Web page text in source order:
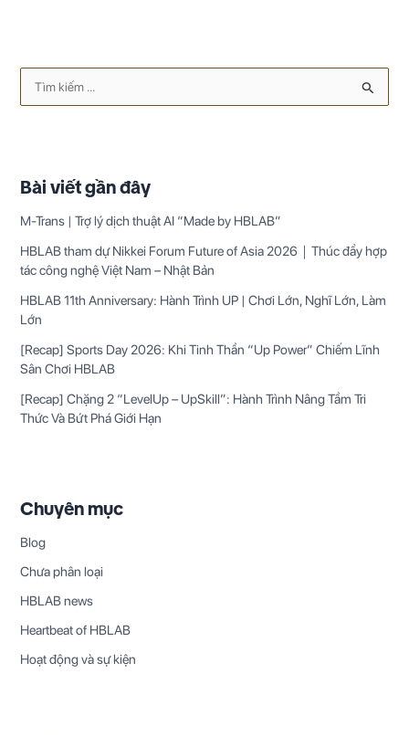
i
ế
m
:
Bài viết gần đây
M-Trans | Trợ lý dịch thuật AI “Made by HBLAB”
HBLAB tham dự Nikkei Forum Future of Asia 2026｜Thúc đẩy hợp
tác công nghệ Việt Nam – Nhật Bản
HBLAB 11th Anniversary: Hành Trình UP | Chơi Lớn, Nghĩ Lớn, Làm
Lớn
[Recap] Sports Day 2026: Khi Tinh Thần “Up Power” Chiếm Lĩnh
Sân Chơi HBLAB
[Recap] Chặng 2 “LevelUp – UpSkill”: Hành Trình Nâng Tầm Tri
Thức Và Bứt Phá Giới Hạn
Chuyên mục
Blog
Chưa phân loại
HBLAB news
Heartbeat of HBLAB
Hoạt động và sự kiện